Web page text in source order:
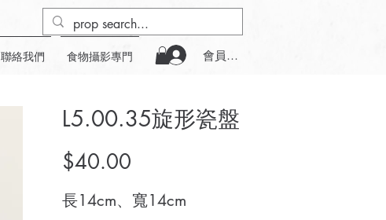
聯絡我們 食物攝影專門 會員登入
L5.00.35旋形瓷盤
$40.00
格
長14cm、寬14cm